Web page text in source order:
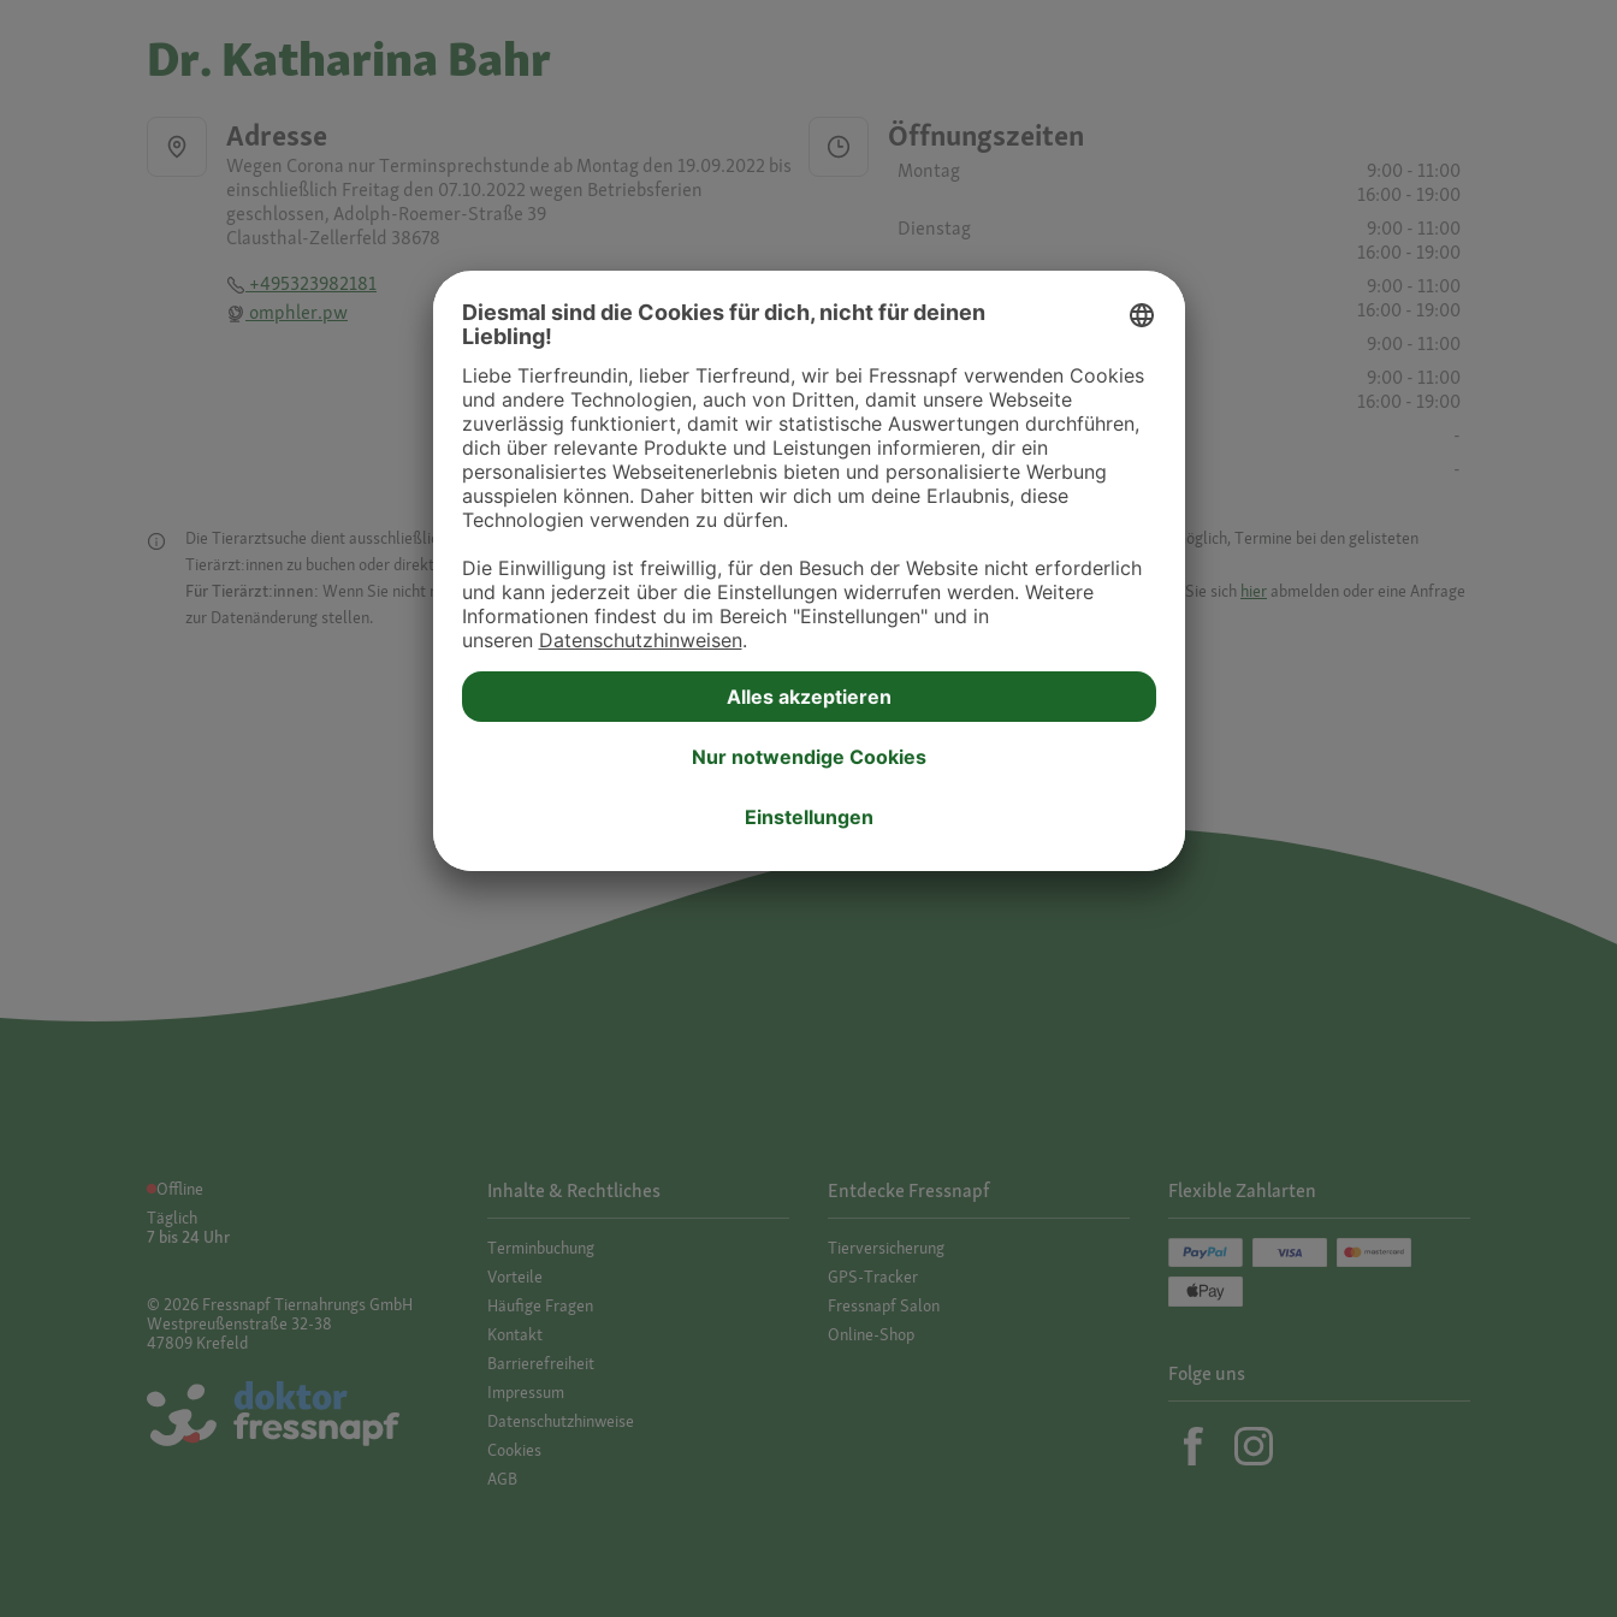
Dr. Katharina Bahr
Adresse
Wegen Corona nur Terminsprechstunde ab Montag den 19.09.2022 bis
einschließlich Freitag den 07.10.2022 wegen Betriebsferien
geschlossen, Adolph-Roemer-Straße 39
Clausthal-Zellerfeld 38678
+495323982181
omphler.pw
Öffnungszeiten
Montag
9:00 - 11:00
16:00 - 19:00
Dienstag
9:00 - 11:00
16:00 - 19:00
9:00 - 11:00
16:00 - 19:00
9:00 - 11:00
Freitag
9:00 - 11:00
16:00 - 19:00
Samstag
-
Sonntag
-
Die Tierarztsuche dient ausschließlich dazu, Tierarztpraxen und Kliniken in deiner Nähe übersichtlich anzuzeigen. Über Dr. Fressnapf ist es nicht möglich, Termine bei den gelisteten
Tierärzt:innen zu buchen oder direkt mit ihnen in Kontakt zu treten. Bitte wende dich hierfür direkt an die jeweilige Praxis oder Klinik.
Für Tierärzt:innen: Wenn Sie nicht mehr auf der Dr. Fressnapf Tierarztsuche als Praxis gelistet werden oder Ihre Daten ändern möchten, können Sie sich hier abmelden oder eine Anfrage
zur Datenänderung stellen.
Offline
Täglich
7 bis 24 Uhr
© 2026 Fressnapf Tiernahrungs GmbH
Westpreußenstraße 32-38
47809 Krefeld
Inhalte & Rechtliches
Termin­buchung
Vorteile
Häufige Fragen
Kontakt
Barrierefreiheit
Impressum
Datenschutz­hinweise
Cookies
AGB
Entdecke Fressnapf
Tierversicherung
GPS-Tracker
Fressnapf Salon
Online-Shop
Flexible Zahlarten
Folge uns